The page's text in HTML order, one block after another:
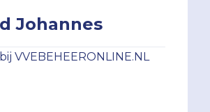
Johannes
VVEBEHEERONLINE.NL